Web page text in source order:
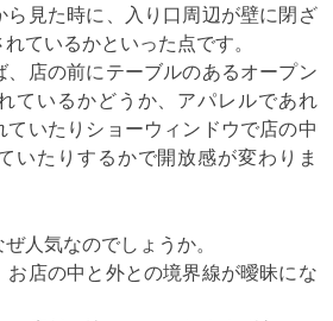
ら見た時に、入り口周辺が壁に閉ざ
ているかといった点です。
、店の前にテーブルのあるオープン
ているかどうか、アパレルであれ
ていたりショーウィンドウで店の中
いたりするかで開放感が変わりま
人気なのでしょうか。
お店の中と外との境界線が曖昧にな